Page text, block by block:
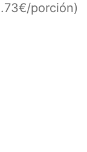
porción)